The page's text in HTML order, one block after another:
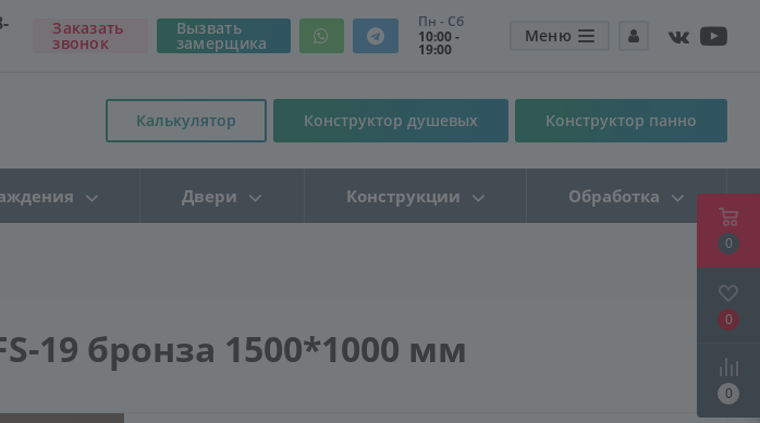
Заказать
звонок
Вызвать
замерщика
Пн - Сб
10:00 -
19:00
Меню
Калькулятор Конструктор душевых Конструктор панно
Двери Конструкции Обработка
19 бронза 1500*1000 мм
0
0
0